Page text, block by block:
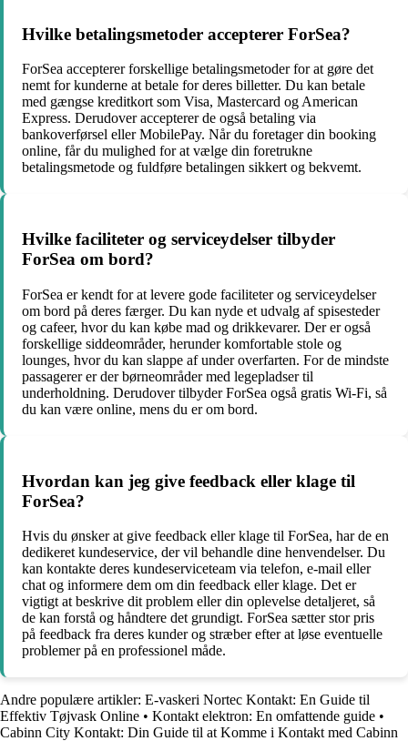
Hvilke betalingsmetoder accepterer ForSea?
ForSea accepterer forskellige betalingsmetoder for at gøre det
nemt for kunderne at betale for deres billetter. Du kan betale
med gængse kreditkort som Visa, Mastercard og American
Express. Derudover accepterer de også betaling via
bankoverførsel eller MobilePay. Når du foretager din booking
online, får du mulighed for at vælge din foretrukne
betalingsmetode og fuldføre betalingen sikkert og bekvemt.
Hvilke faciliteter og serviceydelser tilbyder
ForSea om bord?
ForSea er kendt for at levere gode faciliteter og serviceydelser
om bord på deres færger. Du kan nyde et udvalg af spisesteder
og cafeer, hvor du kan købe mad og drikkevarer. Der er også
forskellige siddeområder, herunder komfortable stole og
lounges, hvor du kan slappe af under overfarten. For de mindste
passagerer er der børneområder med legepladser til
underholdning. Derudover tilbyder ForSea også gratis Wi-Fi, så
du kan være online, mens du er om bord.
Hvordan kan jeg give feedback eller klage til
ForSea?
Hvis du ønsker at give feedback eller klage til ForSea, har de en
dedikeret kundeservice, der vil behandle dine henvendelser. Du
kan kontakte deres kundeserviceteam via telefon, e-mail eller
chat og informere dem om din feedback eller klage. Det er
vigtigt at beskrive dit problem eller din oplevelse detaljeret, så
de kan forstå og håndtere det grundigt. ForSea sætter stor pris
på feedback fra deres kunder og stræber efter at løse eventuelle
problemer på en professionel måde.
Andre populære artikler: E-vaskeri Nortec Kontakt: En Guide til
Effektiv Tøjvask Online • Kontakt elektron: En omfattende guide •
Cabinn City Kontakt: Din Guide til at Komme i Kontakt med Cabinn